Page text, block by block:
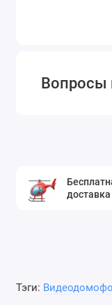
Вопросы
доставка
Тэги: